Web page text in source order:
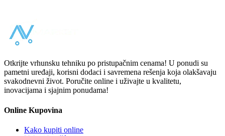
Otkrijte vrhunsku tehniku po pristupačnim cenama! U ponudi su
pametni uređaji, korisni dodaci i savremena rešenja koja olakšavaju
svakodnevni život. Poručite online i uživajte u kvalitetu,
inovacijama i sjajnim ponudama!
Online Kupovina
Kako kupiti online